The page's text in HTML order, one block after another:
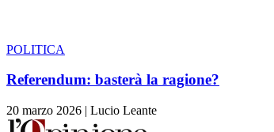
POLITICA
Referendum: basterà la ragione?
20 marzo 2026 | Lucio Leante